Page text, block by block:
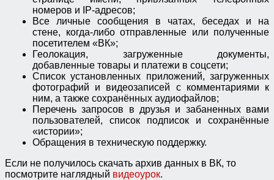
номеров и IP-адресов;
Все личные сообщения в чатах, беседах и на
стене, когда-либо отправленные или полученные
посетителем «ВК»;
Геолокация, загруженные документы,
добавленные товары и платежи в соцсети;
Список установленных приложений, загруженных
фотографий и видеозаписей с комментариями к
ним, а также сохранённых аудиофайлов;
Перечень запросов в друзья и забаненных вами
пользователей, список подписок и сохранённые
«истории»;
Обращения в техническую поддержку.
Если не получилось скачать архив данных в ВК, то
посмотрите наглядный видеоурок.